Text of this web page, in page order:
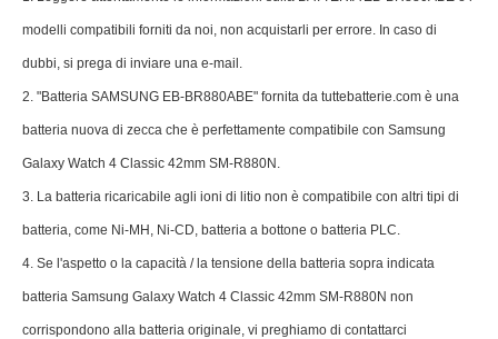
modelli compatibili forniti da noi, non acquistarli per errore. In caso di
dubbi, si prega di inviare una e-mail.
2. "Batteria SAMSUNG EB-BR880ABE" fornita da tuttebatterie.com è una
batteria nuova di zecca che è perfettamente compatibile con Samsung
Galaxy Watch 4 Classic 42mm SM-R880N.
3. La batteria ricaricabile agli ioni di litio non è compatibile con altri tipi di
batteria, come Ni-MH, Ni-CD, batteria a bottone o batteria PLC.
4. Se l'aspetto o la capacità / la tensione della batteria sopra indicata
batteria Samsung Galaxy Watch 4 Classic 42mm SM-R880N non
corrispondono alla batteria originale, vi preghiamo di contattarci